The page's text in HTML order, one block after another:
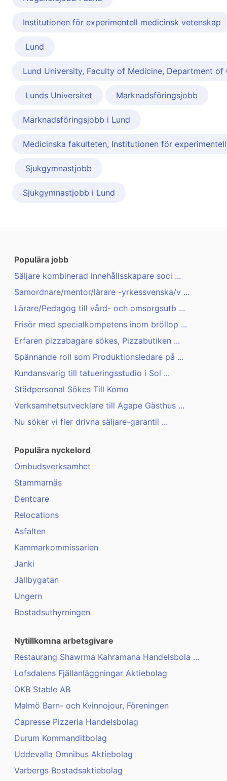
Institutionen för experimentell medicinsk vetenskap
Lund
Lund University, Faculty of Medicine, Department of
Lunds Universitet Marknadsföringsjobb
Marknadsföringsjobb i Lund
Medicinska fakulteten, Institutionen för
Sjukgymnastjobb
Sjukgymnastjobb i Lund
Populära jobb
Säljare kombinerad innehållsskapare soci ...
Samordnare/mentor/lärare -yrkessvenska/v ...
Lärare/Pedagog till vård- och omsorgsutb ...
Frisör med specialkompetens inom bröllop ...
Erfaren pizzabagare sökes, Pizzabutiken ...
Spännande roll som Produktionsledare på ...
Kundansvarig till tatueringsstudio i Sol ...
Städpersonal Sökes Till Komo
Verksamhetsutvecklare till Agape Gästhus ...
Nu söker vi fler drivna säljare-garantil ...
Populära nyckelord
Ombudsverksamhet
Stammarnäs
Dentcare
Relocations
Asfalten
Kammarkommissarien
Janki
Jällbygatan
Ungern
Bostadsuthyrningen
Nytillkomna arbetsgivare
Restaurang Shawrma Kahramana Handelsbola ...
Lofsdalens Fjällanläggningar Aktiebolag
OKB Stable AB
Malmö Barn- och Kvinnojour, Föreningen
Capresse Pizzeria Handelsbolag
Durum Kommanditbolag
Uddevalla Omnibus Aktiebolag
Varbergs Bostadsaktiebolag